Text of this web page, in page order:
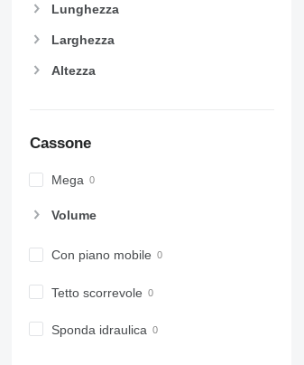
Lunghezza
Larghezza
Altezza
Cassone
Mega
Volume
Con piano mobile
Tetto scorrevole
Sponda idraulica